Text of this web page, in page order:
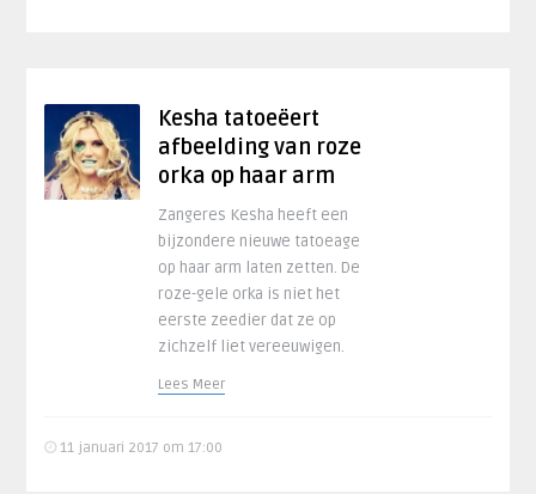
Kesha tatoeëert
afbeelding van roze
orka op haar arm
Zangeres Kesha heeft een
bijzondere nieuwe tatoeage
op haar arm laten zetten. De
roze-gele orka is niet het
eerste zeedier dat ze op
zichzelf liet vereeuwigen.
Lees Meer
11 januari 2017 om 17:00